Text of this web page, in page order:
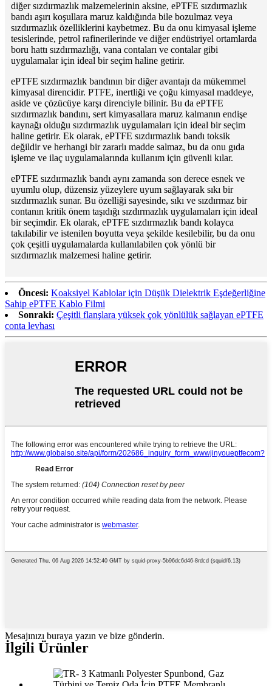
diğer sızdırmazlık malzemelerinin aksine, ePTFE sızdırmazlık
bandı aşırı koşullara maruz kaldığında bile bozulmaz veya
sızdırmazlık özelliklerini kaybetmez. Bu da onu kimyasal işleme
tesislerinde, petrol rafinerilerinde ve diğer endüstriyel ortamlarda
boru hattı sızdırmazlığı, vana contaları ve contalar gibi
uygulamalar için ideal bir seçim haline getirir.
ePTFE sızdırmazlık bandının bir diğer avantajı da mükemmel
kimyasal direncidir. PTFE, inertliği ve çoğu kimyasal maddeye,
aside ve çözücüye karşı direnciyle bilinir. Bu da ePTFE
sızdırmazlık bandını, sert kimyasallara maruz kalmanın endişe
kaynağı olduğu sızdırmazlık uygulamaları için ideal bir seçim
haline getirir. Ek olarak, ePTFE sızdırmazlık bandı toksik
değildir ve herhangi bir zararlı madde salmaz, bu da onu gıda
işleme ve ilaç uygulamalarında kullanım için güvenli kılar.
ePTFE sızdırmazlık bandı aynı zamanda son derece esnek ve
uyumlu olup, düzensiz yüzeylere uyum sağlayarak sıkı bir
sızdırmazlık sunar. Bu özelliği sayesinde, sıkı ve sızdırmaz bir
contanın kritik önem taşıdığı sızdırmazlık uygulamaları için ideal
bir seçimdir. Ek olarak, ePTFE sızdırmazlık bandı kolayca
takılabilir ve istenilen boyutta veya şekilde kesilebilir, bu da onu
çok çeşitli uygulamalarda kullanılabilen çok yönlü bir
sızdırmazlık malzemesi haline getirir.
Öncesi: Koaksiyel Kablolar için Düşük Dielektrik Eşdeğerliğine
Sahip ePTFE Kablo Filmi
Sonraki: Çeşitli flanşlara yüksek çok yönlülük sağlayan ePTFE
conta levhası
Mesajınızı buraya yazın ve bize gönderin.
İlgili Ürünler